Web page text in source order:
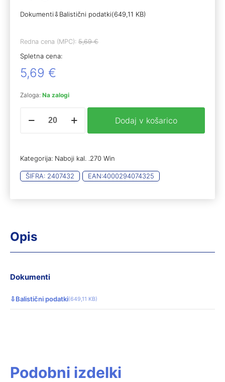
Dokumenti⇩Balistični podatki(649,11 KB)
Redna cena (MPC): 5,69€
Spletna cena:
5,69 €
Zaloga: Na zalogi
.270
Pro
(20)
Dodaj v košarico
Kategorija: Naboji kal. .270 Win
ŠIFRA: 2407432 EAN:4000294074325
Opis
Dokumenti
⇩Balistični podatki(649,11 KB)
Podobni izdelki